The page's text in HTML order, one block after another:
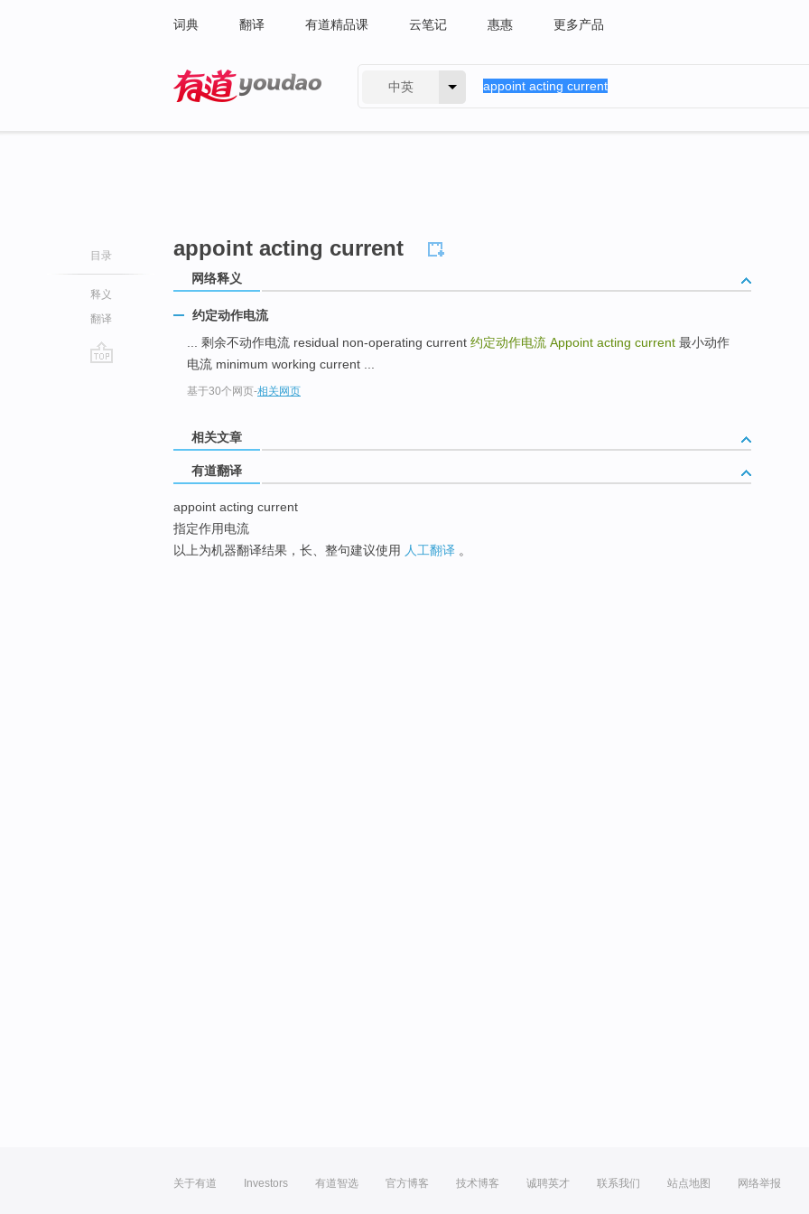
词典 翻译 有道精品课 云笔记 惠惠 更多产品
中英
目录
释义
翻译
appoint acting current
网络释义
约定动作电流
... 剩余不动作电流 residual non-operating current 约定动作电流 Appoint acting current 最小动作
电流 minimum working current ...
基于30个网页-相关网页
相关文章
有道翻译
appoint acting current
指定作用电流
以上为机器翻译结果，长、整句建议使用 人工翻译 。
关于有道 Investors 有道智选 官方博客 技术博客 诚聘英才 联系我们 站点地图 网络举报